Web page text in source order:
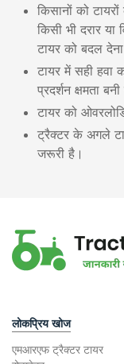
किसानों को
किसी भी दरार
टायर को बदल देना
टायर में सही हवा
प्रदर्शन क्षमता
टायर को
ट्रैक्टर के अगले
जरूरी है।
लोकप्रिय खोज
एमआरएफ ट्रैक्टर टायर